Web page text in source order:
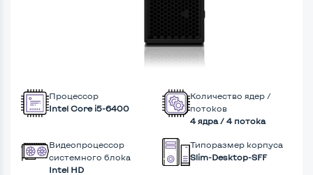
Процессор
Intel Core i5-6400
Количество ядер /
потоков
4 ядра / 4 потока
Видеопроцессор
системного блока
Intel HD
Типоразмер корпуса
Slim-Desktop-SFF